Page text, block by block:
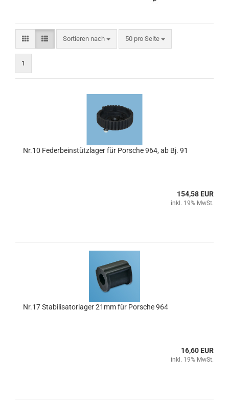
Sortieren nach
Sortieren nach 50 pro Seite
pro Seite
1
Nr.10 Federbeinstützlager für Porsche 964, ab Bj. 91
154,58 EUR
inkl. 19% MwSt.
Nr.17 Stabilisatorlager 21mm für Porsche 964
16,60 EUR
inkl. 19% MwSt.